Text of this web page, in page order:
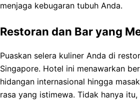
menjaga kebugaran tubuh Anda.
Restoran dan Bar yang
Puaskan selera kuliner Anda di
Singapore. Hotel ini menawarkan
hidangan internasional hingga
rasa yang istimewa. Tidak hanya